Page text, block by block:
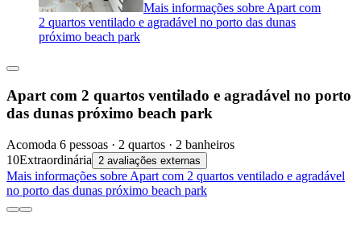
Mais informações sobre Apart com
2 quartos ventilado e agradável no porto das dunas
próximo beach park
Apart com 2 quartos ventilado e agradável no porto
das dunas próximo beach park
Acomoda 6 pessoas · 2 quartos · 2 banheiros
10Extraordinária 2 avaliações externas
Mais informações sobre Apart com 2 quartos ventilado e agradável
no porto das dunas próximo beach park